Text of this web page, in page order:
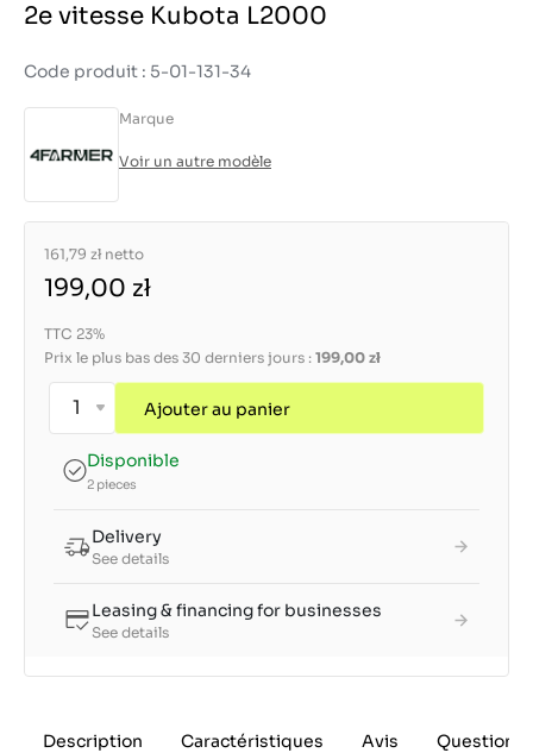
2e vitesse Kubota L2000
Code produit : 5-01-131-34
Marque
Voir un autre modèle
161,79 zł netto
199,00 zł
TTC 23%
Prix le plus bas des 30 derniers jours : 199,00 zł
Ajouter au panier
Disponible
2 pieces
Delivery
See details
Leasing & financing for businesses
See details
Description Caractéristiques Avis Questions